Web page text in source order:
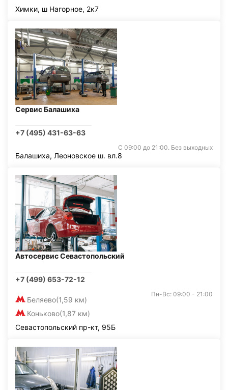
Химки, ш Нагорное, 2к7
Сервис Балашиха
+7 (495) 431-63-63
С 09:00 до 21:00. Без выходных
Балашиха, Леоновское ш. вл.8
Автосервис Севастопольский
+7 (499) 653-72-12
Беляево(1,59 км)
Коньково(1,87 км)
Пн-Вс: 09:00 - 21:00
Севастопольский пр-кт, 95Б